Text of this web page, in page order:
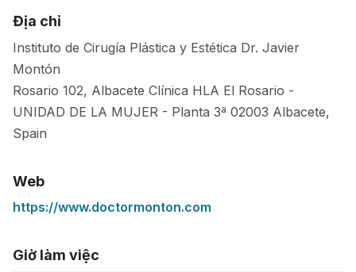
Địa chỉ
Instituto de Cirugía Plástica y Estética Dr. Javier
Montón
Rosario 102, Albacete Clínica HLA El Rosario -
UNIDAD DE LA MUJER - Planta 3ª 02003 Albacete,
Spain
Web
https://www.doctormonton.com
Giờ làm việc